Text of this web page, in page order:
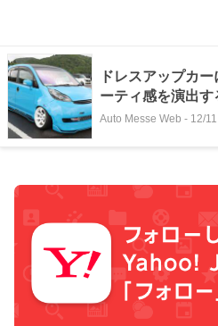
ドレスアップカ
ーティ感を演出
「ライフ」
Auto Messe Web - 12/